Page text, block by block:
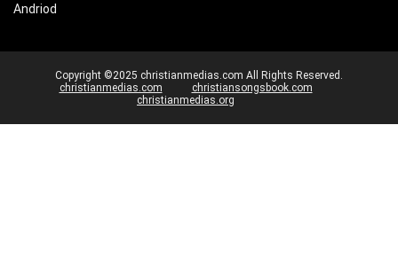
Andriod
Copyright ©2025 christianmedias.com All Rights Reserved.
christianmedias.com
christiansongsbook.com
christianmedias.org